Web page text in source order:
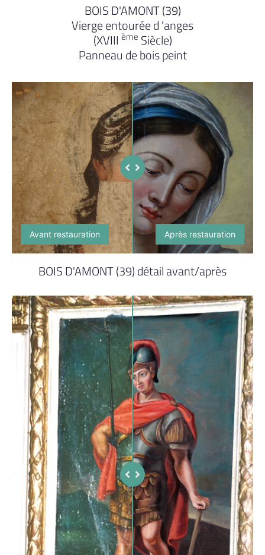
BOIS D'AMONT (39)
Vierge entourée d 'anges
(XVIII ème Siècle)
Panneau de bois peint
Avant restauration Après restauration
BOIS D'AMONT (39) détail avant/après